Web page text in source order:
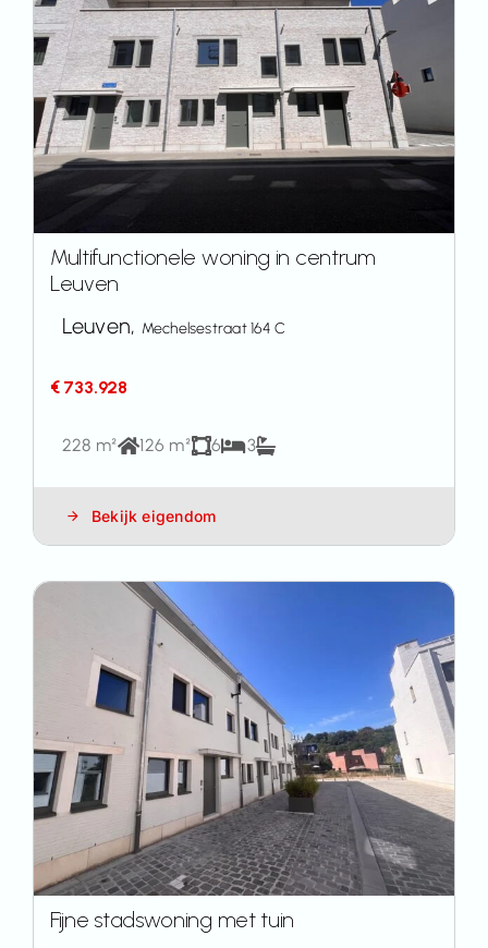
Multifunctionele woning in centrum
Leuven
Leuven, Mechelsestraat 164 C
€ 733.928
228 m² 126 m² 6 3
Bekijk eigendom
Fijne stadswoning met tuin